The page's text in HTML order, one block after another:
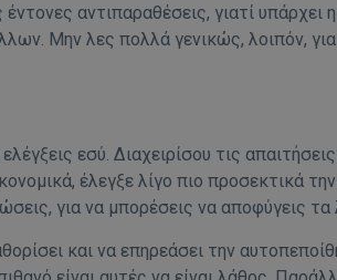
αντιπαραθέσεις, γιατί υπάρχει
Μην λες πολλά γενικώς, λοιπόν,
εσύ. Διαχειρίσου τις
έλεγξε λίγο πιο προσεκτικά
για να μπορέσεις να αποφύγεις τα
και να επηρεάσει την
.tiktok.com
CookieScript
www.tothemaonline.com